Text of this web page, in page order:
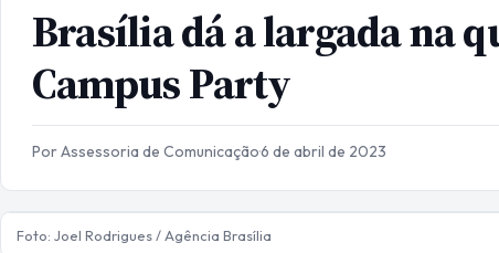
Brasília dá a largada na
Campus Party
Por Assessoria de Comunicação·6 de abril de 2023
Foto: Joel Rodrigues / Agência Brasília